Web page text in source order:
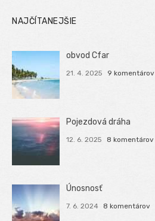
NAJČÍTANEJŠIE
obvod Cfar
21. 4. 2025 9 komentárov
Pojezdová dráha
12. 6. 2025 8 komentárov
Únosnosť
7. 6. 2024 8 komentárov